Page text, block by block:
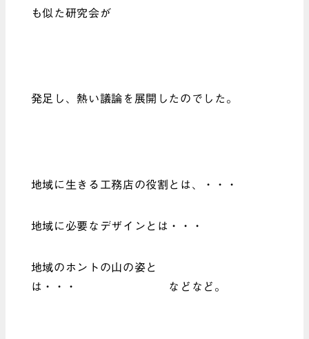
も似た研究会が
発足し、熱い議論を展開したのでした。
地域に生きる工務店の役割とは、・・・
地域に必要なデザインとは・・・
地域のホントの山の姿と
は・・・ などなど。